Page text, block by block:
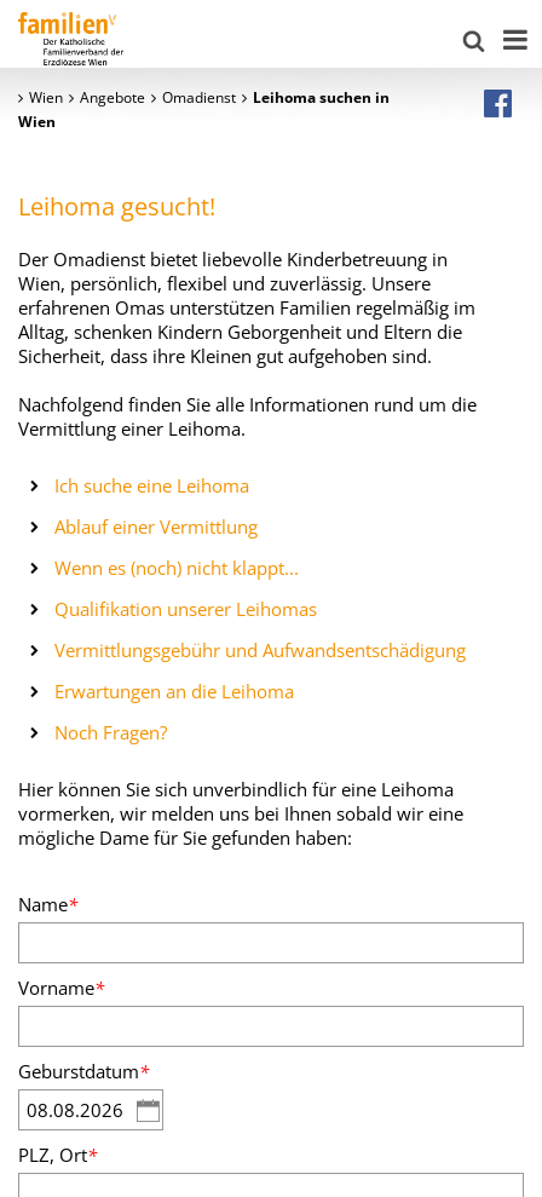
Wien Angebote Omadienst
Leihoma suchen in
Wien
Leihoma gesucht!
Der Omadienst bietet liebevolle Kinderbetreuung in
Wien, persönlich, flexibel und zuverlässig. Unsere
erfahrenen Omas unterstützen Familien regelmäßig im
Alltag, schenken Kindern Geborgenheit und Eltern die
Sicherheit, dass ihre Kleinen gut aufgehoben sind.
Nachfolgend finden Sie alle Informationen rund um die
Vermittlung einer Leihoma.
Ich suche eine Leihoma
Ablauf einer Vermittlung
Wenn es (noch) nicht klappt...
Qualifikation unserer Leihomas
Vermittlungsgebühr und Aufwandsentschädigung
Erwartungen an die Leihoma
Noch Fragen?
Hier können Sie sich unverbindlich für eine Leihoma
vormerken, wir melden uns bei Ihnen sobald wir eine
mögliche Dame für Sie gefunden haben:
Name*
Vorname*
Geburstdatum*
PLZ, Ort*